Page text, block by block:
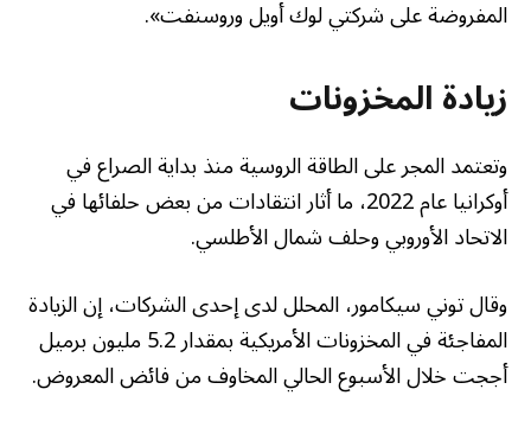
المفروضة على شركتي لوك أويل وروسنفت».
زيادة المخزونات
وتعتمد المجر على الطاقة الروسية منذ بداية الصراع في
أوكرانيا عام 2022، ما أثار انتقادات من بعض حلفائها في
الاتحاد الأوروبي وحلف شمال الأطلسي.
وقال توني سيكامور، المحلل لدى إحدى الشركات، إن الزيادة
المفاجئة في المخزونات الأمريكية بمقدار 5.2 مليون برميل
أججت خلال الأسبوع الحالي المخاوف من فائض المعروض.